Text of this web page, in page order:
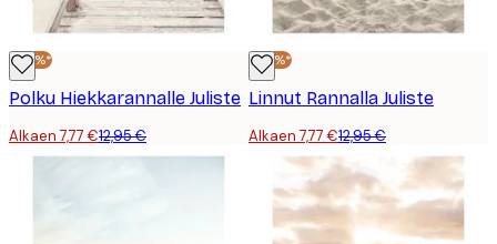
-40%*
Polku Hiekkarannalle Juliste
Alkaen 7,77 €12,95 €
-40%*
Linnut Rannalla Juliste
Alkaen 7,77 €12,95 €